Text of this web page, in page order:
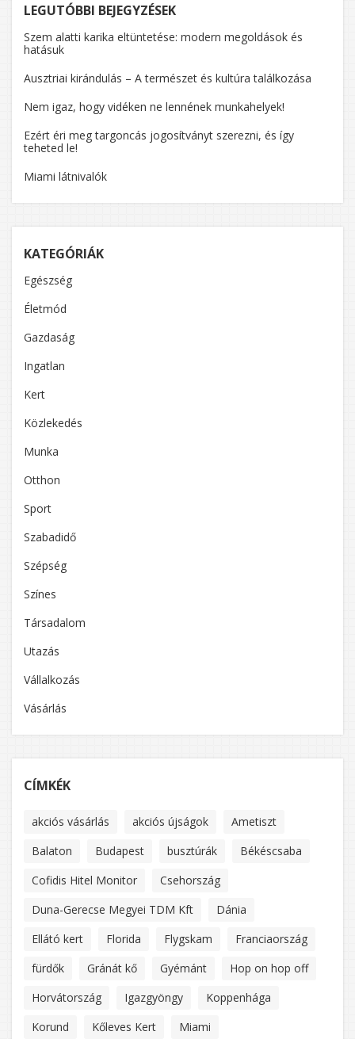
LEGUTÓBBI BEJEGYZÉSEK
Szem alatti karika eltüntetése: modern megoldások és
hatásuk
Ausztriai kirándulás – A természet és kultúra találkozása
Nem igaz, hogy vidéken ne lennének munkahelyek!
Ezért éri meg targoncás jogosítványt szerezni, és így
teheted le!
Miami látnivalók
KATEGÓRIÁK
Egészség
Életmód
Gazdaság
Ingatlan
Kert
Közlekedés
Munka
Otthon
Sport
Szabadidő
Szépség
Színes
Társadalom
Utazás
Vállalkozás
Vásárlás
CÍMKÉK
akciós vásárlás akciós újságok
Ametiszt
Balaton
Budapest busztúrák
Békéscsaba
Cofidis Hitel Monitor
Csehország
Duna-Gerecse Megyei TDM Kft
Dánia
Ellátó kert
Florida Flygskam
Franciaország
fürdők
Gránát kő Gyémánt
Hop on hop off
Horvátország
Igazgyöngy
Koppenhága
Korund
Kőleves Kert Miami